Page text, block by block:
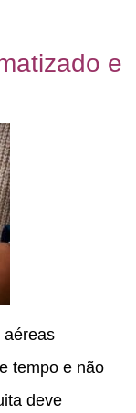
e
aéreas
tempo e não
deve